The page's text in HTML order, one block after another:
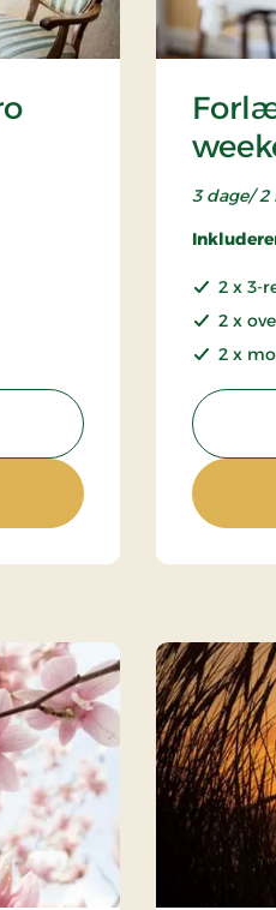
på Bov Kro
på Bov Kro
3 dage/
2 x 3-
2 x
2 x